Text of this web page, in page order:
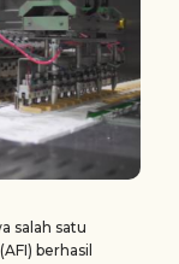
salah satu
berhasil